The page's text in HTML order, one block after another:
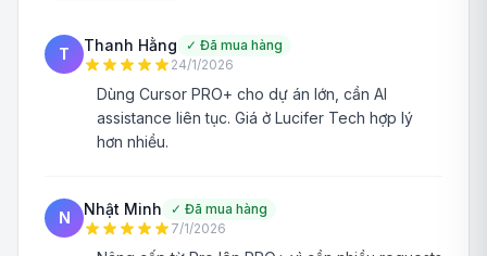
T Thanh Hằng ✓ Đã mua hàng
24/1/2026
Dùng Cursor PRO+ cho dự án lớn, cần AI
assistance liên tục. Giá ở Lucifer Tech hợp lý
hơn nhiều.
N Nhật Minh ✓ Đã mua hàng
7/1/2026